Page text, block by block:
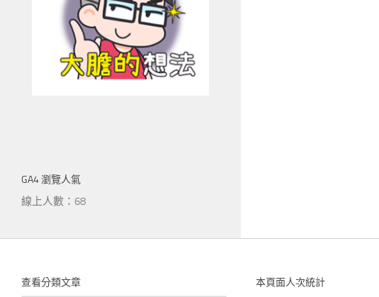
GA4 瀏覽人氣
線上人數：68
查看分類文章 本頁面人次統計